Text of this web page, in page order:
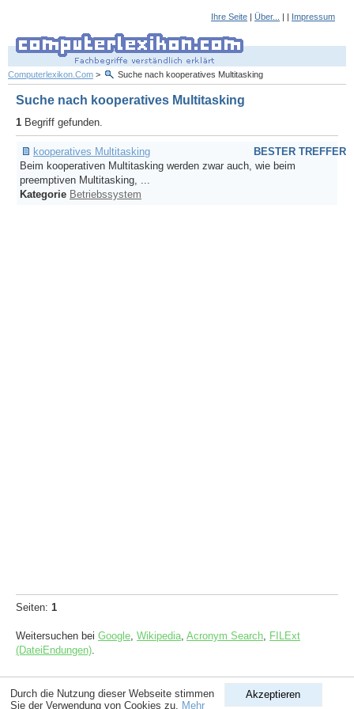
Ihre Seite | Über... | | Impressum
Computerlexikon.Com > Suche nach kooperatives Multitasking
Suche nach kooperatives Multitasking
1 Begriff gefunden.
BESTER TREFFER
kooperatives Multitasking
Beim kooperativen Multitasking werden zwar auch, wie beim
preemptiven Multitasking, ...
Kategorie Betriebssystem
Seiten: 1
Weitersuchen bei Google Wikipedia Acronym Search FILExt
(DateiEndungen)
Akzeptieren
Durch die Nutzung dieser Webseite stimmen
Sie der Verwendung von Cookies zu. Mehr
| All rights reserved.